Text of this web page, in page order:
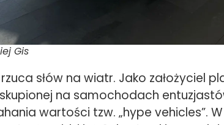
Gis
słów na wiatr. Jako założyciel
na samochodach
wartości tzw. „hype vehicles”.